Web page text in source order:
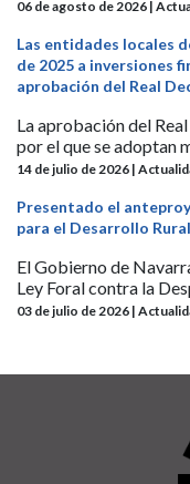
06 de agosto de 2026 |
Las entidades locales
de 2025 a inversiones
aprobación del Real
La aprobación del
por el que se adoptan
14 de julio de 2026 |
Presentado el
para el Desarrollo Rural
El Gobierno de
Ley Foral contra la
03 de julio de 2026 |